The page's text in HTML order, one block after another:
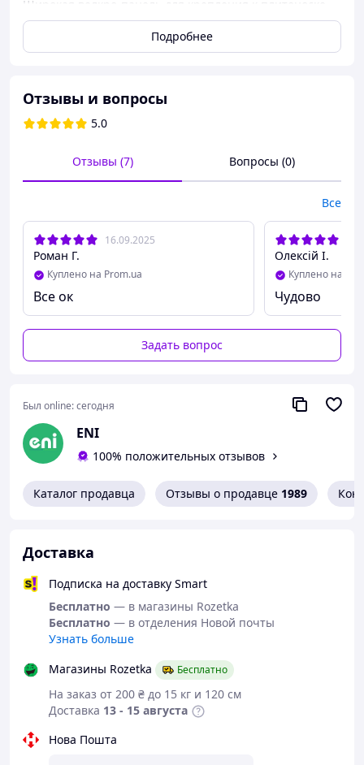
Широкая велкро-панель для крепления к плитоноске
гарантирует стабильность и комфорт.
Внутри подсумок имеет большой карман на молнии под
баллистический пакет. Объем подсумка позволяет
аксессуары. Молния с двумя бегунками обеспечивает
легкий доступ, а передний карман на молнии – защита
Современный интерфейс Молле и резинка для
турникета делают его идеальным спутником для
активных действий.
Размер 25х20х5 см – это оптимальный баланс между
Предпочтите защиту, на которую вы можете
Подробнее
Отзывы и вопросы
5.0
Отзывы (7) Вопросы (0)
Все
16.09.2025
Роман Г.
Куплено на Prom.ua
Все ок
Олексій І.
Куплено на
Чудово
Задать вопрос
Был online:сегодня
ENI
100% положительных отзывов
Каталог продавца Отзывы о продавце 1989
Доставка
Подписка на доставку Smart
Бесплатно — в магазины Rozetka
Бесплатно — в отделения Новой почты
Узнать больше
Магазины Rozetka
Бесплатно
На заказ от 200 ₴ до 15 кг и 120 см
Доставка 13 - 15 августа
Нова Пошта